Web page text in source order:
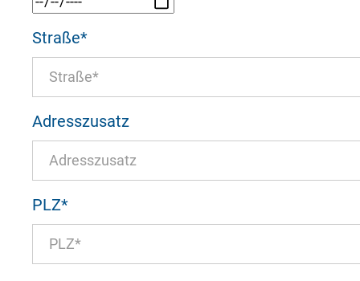
Straße*
Adresszusatz
PLZ*
Notwendig
sichere Bereiche unserer Website